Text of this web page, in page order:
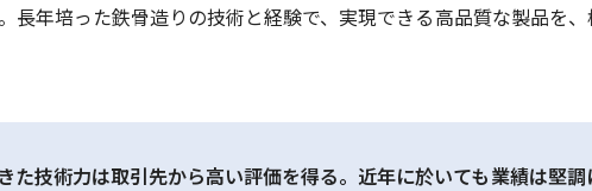
長年培った鉄骨造りの技術と経験で、実現できる高品質な製品を
た技術力は取引先から高い評価を得る。近年に於いても業績は堅